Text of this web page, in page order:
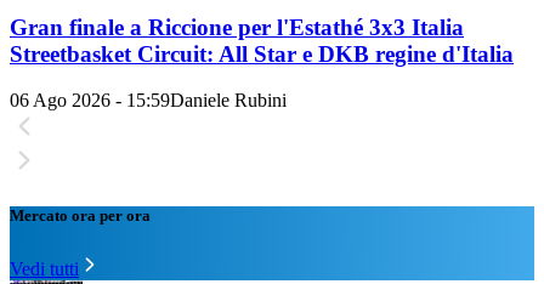
Gran finale a Riccione per l'Estathé 3x3 Italia
Streetbasket Circuit: All Star e DKB regine d'Italia
06 Ago 2026 - 15:59Daniele Rubini
Mercato ora per ora
Vedi tutti